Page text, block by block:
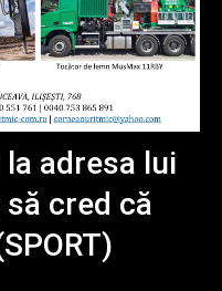
adresa lui
să cred că